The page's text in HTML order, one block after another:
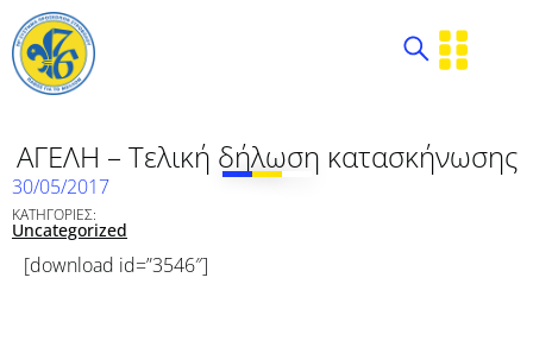
ΑΓΕΛΗ – Τελική δήλωση κατασκήνωσης
30/05/2017
ΚΑΤΗΓΟΡΙΕΣ:
Uncategorized
[download id=”3546″]